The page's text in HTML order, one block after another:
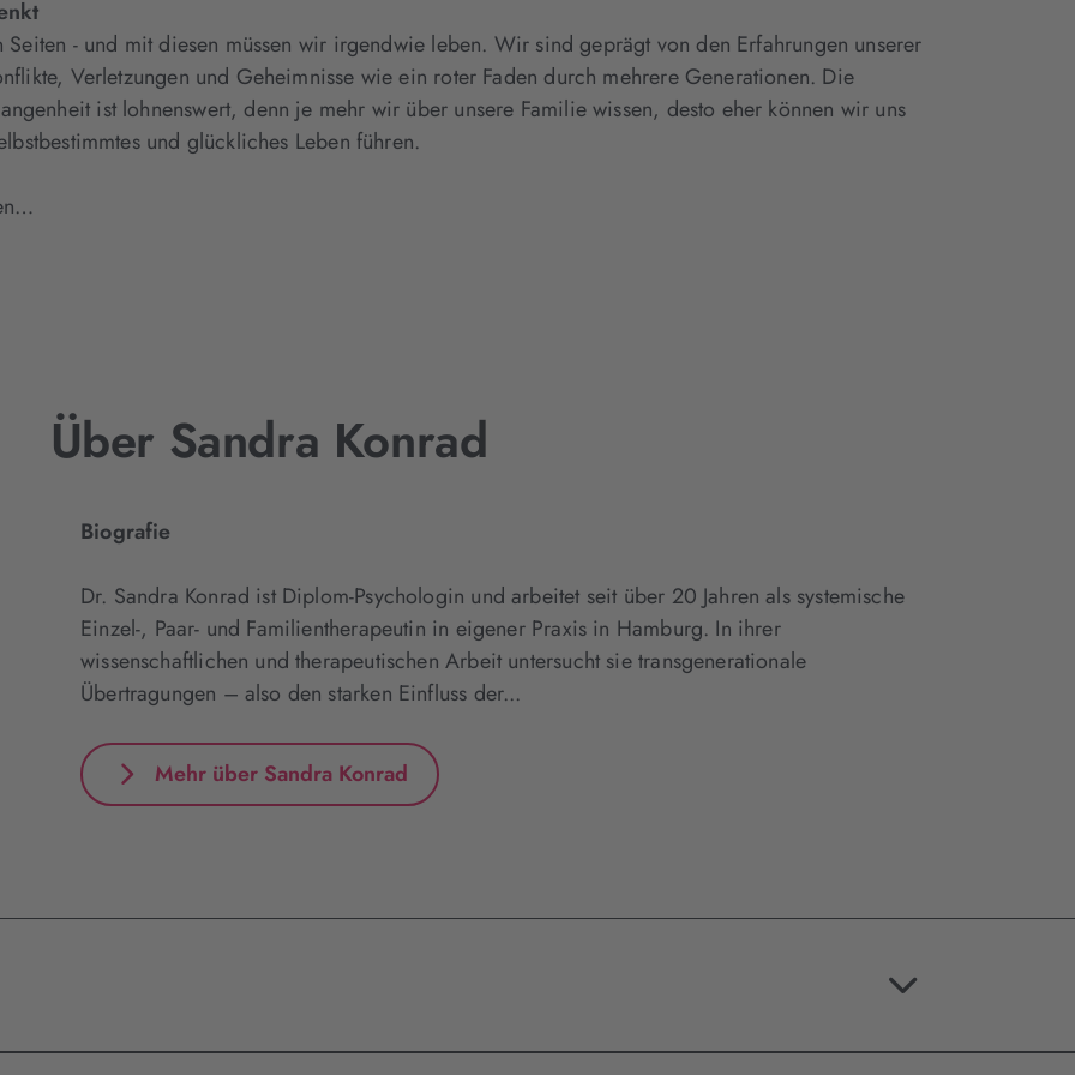
- und mit diesen müssen wir irgendwie leben. Wir sind geprägt von den Erfahrungen unserer
Verletzungen und Geheimnisse wie ein roter Faden durch mehrere Generationen. Die
ist lohnenswert, denn je mehr wir über unsere Familie wissen, desto eher können wir uns
und glückliches Leben führen.
Über Sandra Konrad
Biografie
Dr. Sandra Konrad ist Diplom-Psychologin und arbeitet seit über 20 Jahren als systemische
Einzel-, Paar- und Familientherapeutin in eigener Praxis in Hamburg. In ihrer
wissenschaftlichen und therapeutischen Arbeit untersucht sie transgenerationale
Übertragungen – also den starken Einfluss der...
Mehr über Sandra Konrad